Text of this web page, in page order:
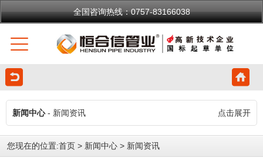
全国咨询热线：0757-83166038
新闻中心- 新闻资讯 点击展开
您现在的位置:首页 > 新闻中心 > 新闻资讯